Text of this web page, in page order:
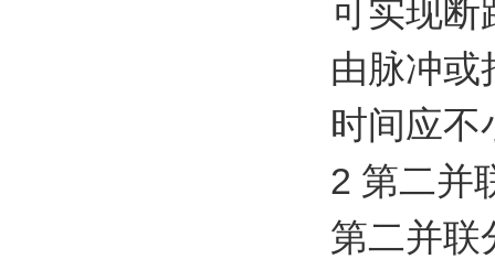
可实现
由脉冲或
时间应不
2 第二并
第二并联